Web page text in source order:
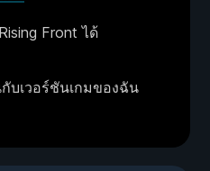
Front ได้
บเวอร์ชันเกมของฉัน